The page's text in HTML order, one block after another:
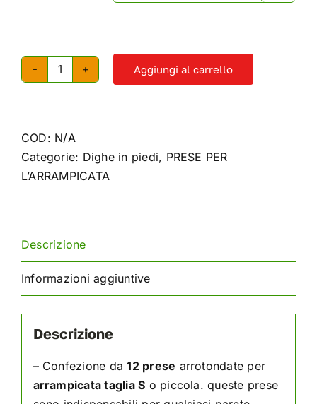
Confezione
per
l'arrampicata
Arrotondato
Aggiungi al carrello
COD: N/A
Categorie: Dighe in piedi, PRESE PER
L’ARRAMPICATA
Descrizione
Informazioni aggiuntive
Descrizione
– Confezione da12 prese arrotondate per
arrampicata taglia S o piccola. queste prese